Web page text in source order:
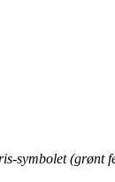
symbolet (grønt